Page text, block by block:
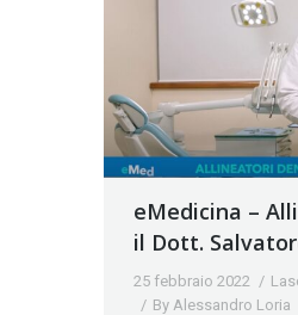
eMedicina –
il Dott.
25 febbraio 2022
By Alessandro Loria